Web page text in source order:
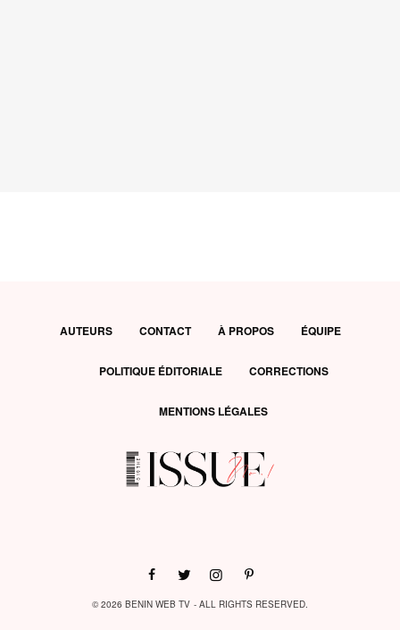
AUTEURS CONTACT À PROPOS ÉQUIPE
POLITIQUE ÉDITORIALE CORRECTIONS
MENTIONS LÉGALES
© 2026 BENIN WEB TV - ALL RIGHTS RESERVED.